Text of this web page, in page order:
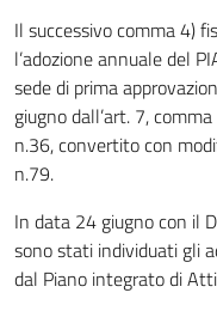
Il successivo comma 4)
l’adozione annuale del
sede di prima
giugno dall’art. 7,
n.36, convertito con
n.79.
In data 24 giugno con il
sono stati individuati gli
dal Piano integrato di